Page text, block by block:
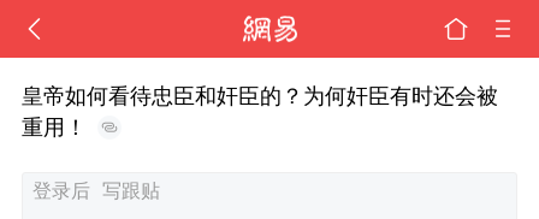
皇帝如何看待忠臣和奸臣的？为何奸臣有时还会被
重用！